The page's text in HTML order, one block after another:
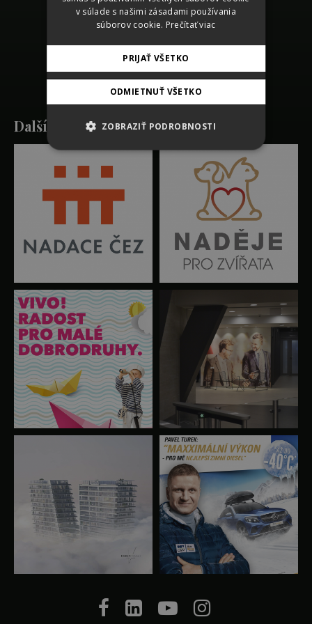
Další práce
v súlade s našimi zásadami používania
súborov cookie. Prečítať viac
PRIJAŤ VŠETKO
ODMIETNUŤ VŠETKO
ZOBRAZIŤ PODROBNOSTI